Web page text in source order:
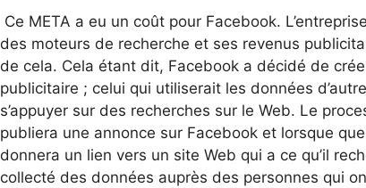
Ce META a eu un coût pour Facebook.
des moteurs de recherche et ses revenus
de cela. Cela étant dit, Facebook a décidé de
publicitaire ; celui qui utiliserait les données
s’appuyer sur des recherches sur le Web. Le
publiera une annonce sur Facebook et lorsque
donnera un lien vers un site Web qui a ce qu’il
collecté des données auprès des personnes qui